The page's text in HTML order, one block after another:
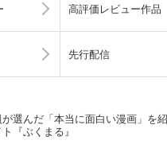
高評価レビュー作品
先行配信
選んだ「本当に面白い漫画」を
『ぶくまる』